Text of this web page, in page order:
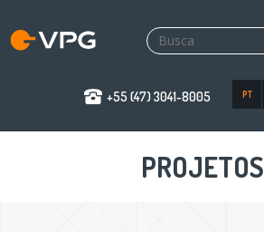
+55 (47) 3041-8005 PT
PROJETOS